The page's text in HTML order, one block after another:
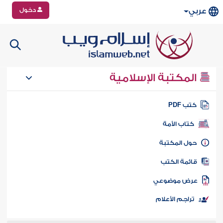
عربي دخول
المكتبة الإسلامية
كتب PDF
كتاب الأمة
المكتبة
الكتب
موضوعي